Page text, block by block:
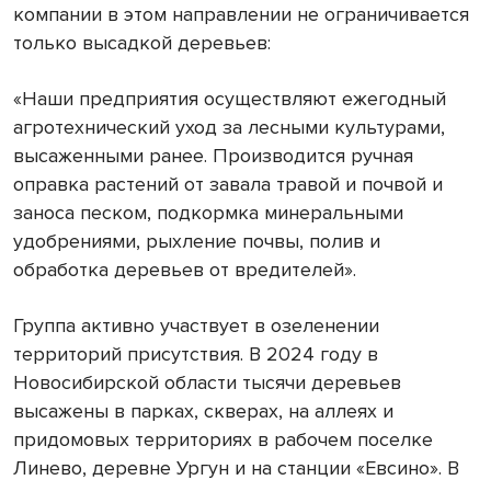
компании в этом направлении не ограничивается
только высадкой деревьев:
«Наши предприятия осуществляют ежегодный
агротехнический уход за лесными культурами,
высаженными ранее. Производится ручная
оправка растений от завала травой и почвой и
заноса песком, подкормка минеральными
удобрениями, рыхление почвы, полив и
обработка деревьев от вредителей».
Группа активно участвует в озеленении
территорий присутствия. В 2024 году в
Новосибирской области тысячи деревьев
высажены в парках, скверах, на аллеях и
придомовых территориях в рабочем поселке
Линево, деревне Ургун и на станции «Евсино». В